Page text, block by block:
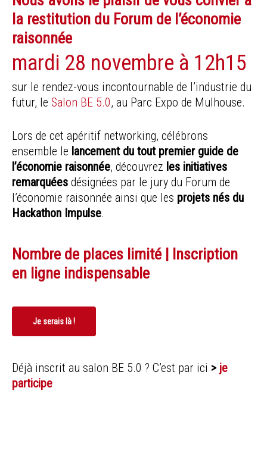
la restitution du Forum de l’économie
raisonnée
mardi 28 novembre à 12h15
sur le rendez-vous incontournable de l’industrie du
futur, leSalon BE 5.0, au Parc Expo de Mulhouse.
Lors de cet apéritif networking, célébrons
ensemble le lancement du tout premier guide de
l’économie raisonnée, découvrez les initiatives
remarquées désignées par le jury du Forum de
l’économie raisonnée ainsi que les projets nés du
Hackathon Impulse.
Nombre de places limité | Inscription
en ligne indispensable
Je serais là !
Déjà inscrit au salon BE 5.0 ? C’est par ici > je
participe